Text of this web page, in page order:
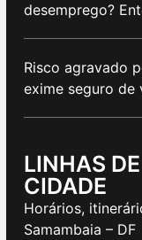
desemprego?
Risco agravado
exime seguro de
LINHAS
CIDADE
Horários,
Samambaia – DF